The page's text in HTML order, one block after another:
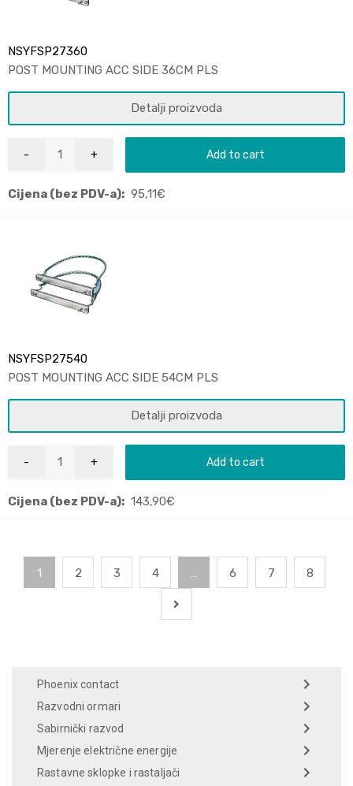
NSYFSP27360
POST MOUNTING ACC SIDE 36CM PLS
Detalji proizvoda
Add to cart
Cijena (bez PDV-a): 95,11€
NSYFSP27540
POST MOUNTING ACC SIDE 54CM PLS
Detalji proizvoda
Add to cart
Cijena (bez PDV-a): 143,90€
1 2 3 4 … 6 7 8
Phoenix contact
Razvodni ormari
Sabirnički razvod
Mjerenje električne energije
Rastavne sklopke i rastaljači